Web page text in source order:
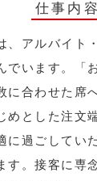
仕事内容
、アルバイト
でいます。「
に合わせた席
めとした注文
に過ごしてい
す。接客に専